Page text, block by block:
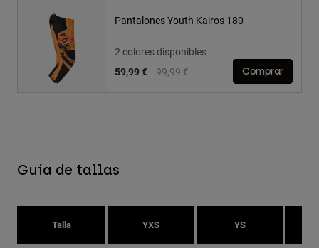
Pantalones Youth Kairos 180
2 colores disponibles
Price reduced from
99,99 €to
59,99 € Comprar
Guía de tallas
Talla YXS YS